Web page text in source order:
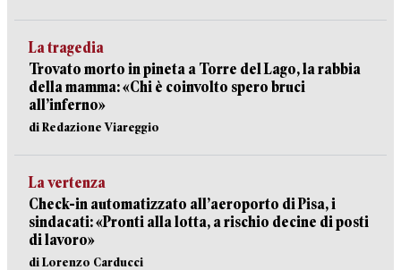
La tragedia
Trovato morto in pineta a Torre del Lago, la rabbia
della mamma: «Chi è coinvolto spero bruci
all’inferno»
di Redazione Viareggio
La vertenza
Check-in automatizzato all’aeroporto di Pisa, i
sindacati: «Pronti alla lotta, a rischio decine di posti
di lavoro»
di Lorenzo Carducci